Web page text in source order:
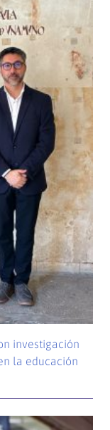
investigación
la educación